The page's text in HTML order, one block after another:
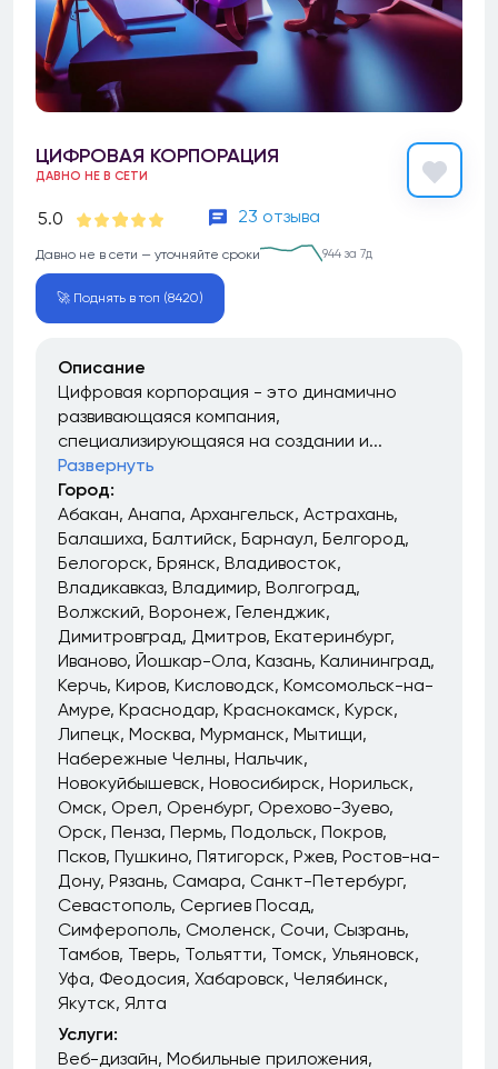
ЦИФРОВАЯ КОРПОРАЦИЯ
ДАВНО НЕ В СЕТИ
5.0 23 отзыва
Давно не в сети — уточняйте сроки 944 за 7д
🚀 Поднять в топ (8420)
Описание
Цифровая корпорация - это динамично
развивающаяся компания,
специализирующаяся на создании и...
Развернуть
Город:
Абакан Анапа Архангельск Астрахань
Балашиха Балтийск Барнаул Белгород
Белогорск Брянск Владивосток
Владикавказ Владимир Волгоград
Волжский Воронеж Геленджик
Димитровград Дмитров Екатеринбург
Иваново Йошкар-Ола Казань Калининград
Керчь Киров Кисловодск Комсомольск-на-
Амуре Краснодар Краснокамск Курск
Липецк Москва Мурманск Мытищи
Набережные Челны Нальчик
Новокуйбышевск Новосибирск Норильск
Омск Орел Оренбург Орехово-Зуево
Орск Пенза Пермь Подольск Покров
Псков Пушкино Пятигорск Ржев Ростов-на-
Дону Рязань Самара Санкт-Петербург
Севастополь Сергиев Посад
Симферополь Смоленск Сочи Сызрань
Тамбов Тверь Тольятти Томск Ульяновск
Уфа Феодосия Хабаровск Челябинск
Якутск Ялта
Услуги:
Веб-дизайн Мобильные приложения